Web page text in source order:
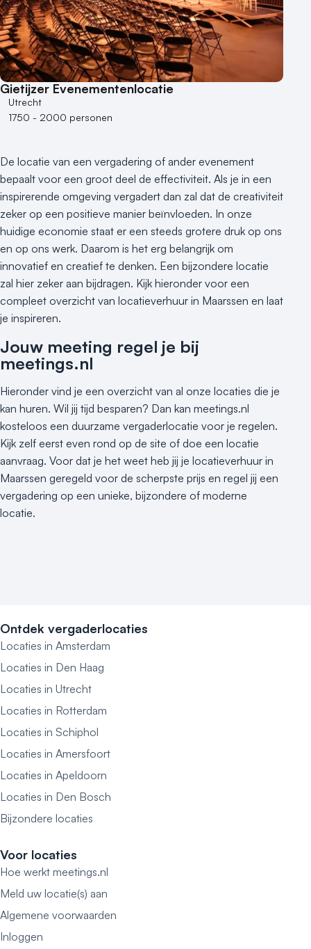
Hybride events
Industriële locatie
Kasteel en landgoed
Kleine / intieme locatie
Locaties aan zee
Museum
Varende locatie
Gietijzer Evenementenlocatie
Utrecht
1750 - 2000 personen
De locatie van een vergadering of ander evenement
bepaalt voor een groot deel de effectiviteit. Als je in een
inspirerende omgeving vergadert dan zal dat de creativiteit
zeker op een positieve manier beïnvloeden. In onze
huidige economie staat er een steeds grotere druk op ons
en op ons werk. Daarom is het erg belangrijk om
innovatief en creatief te denken. Een bijzondere locatie
zal hier zeker aan bijdragen. Kijk hieronder voor een
compleet overzicht van locatieverhuur in Maarssen en laat
je inspireren.
Jouw meeting regel je bij
meetings.nl
Hieronder vind je een overzicht van al onze locaties die je
kan huren. Wil jij tijd besparen? Dan kan meetings.nl
kosteloos een duurzame vergaderlocatie voor je regelen.
Kijk zelf eerst even rond op de site of doe een locatie
aanvraag. Voor dat je het weet heb jij je locatieverhuur in
Maarssen geregeld voor de scherpste prijs en regel jij een
vergadering op een unieke, bijzondere of moderne
locatie.
Ontdek vergaderlocaties
Locaties in Amsterdam
Locaties in Den Haag
Locaties in Utrecht
Locaties in Rotterdam
Locaties in Schiphol
Locaties in Amersfoort
Locaties in Apeldoorn
Locaties in Den Bosch
Bijzondere locaties
Voor locaties
Hoe werkt meetings.nl
Meld uw locatie(s) aan
Algemene voorwaarden
Inloggen